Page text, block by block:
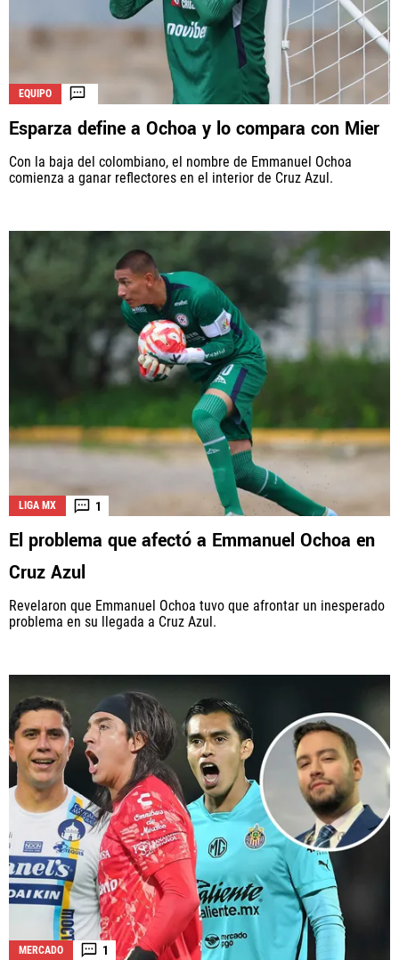
EQUIPO
Esparza define a Ochoa y lo compara con Mier
Con la baja del colombiano, el nombre de Emmanuel Ochoa
comienza a ganar reflectores en el interior de Cruz Azul.
LIGA MX 1
El problema que afectó a Emmanuel Ochoa en
Cruz Azul
Revelaron que Emmanuel Ochoa tuvo que afrontar un inesperado
problema en su llegada a Cruz Azul.
MERCADO 1